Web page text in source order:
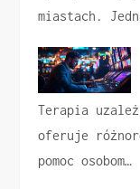
miastach.
Terapia
oferuje
pomoc osobom…